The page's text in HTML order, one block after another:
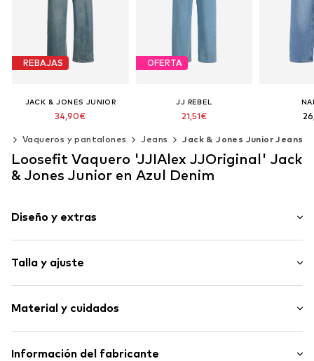
REBAJAS
JACK & JONES JUNIOR
34,90€
Último precio más bajo:22,32€
Disponible en muchas tallas
Añadir a la cesta
OFERTA
JJ REBEL
21,51€
Último precio más bajo:23,90€
Disponible en muchas tallas
Añadir a la cesta
Disponible
Añadir
Vaqueros y pantalones Jeans Jack & Jones Junior Jeans
Loosefit Vaquero 'JJIAlex JJOriginal' Jack
& Jones Junior en Azul Denim
Diseño y extras
Vaquero
Raw/unwashed
Cremallera de botones
Label Patch/Label Flag
Talla y ajuste
Ajuste: Loosefit
Ajuste: Ajuste regular
Material y cuidados
Material: 100% Algodón
Información del fabricante